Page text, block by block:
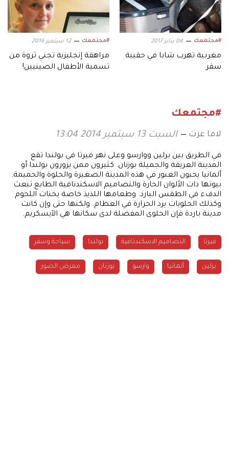
#مجتمعك 04 يناير 2017
مغربية تهرب شابا في حقيبة
سفر
#مجتمعك 12 سبتمبر 2016
مراهقة إنجليزية تجني ثروة من
تسمية الأطفال الصينيين!
#مجتمعك
لاما عزت السبت 13 سبتمبر 2014 13:04
في الطريق بين برلين ووارسو وعلى نهر فيرتا في بولندا تقع
المدينة العريقة والجميلة بوزنان. كثيرون ممن يزورون بولندا أو
ألمانيا يحبون العبور في هذه المدينة الصغيرة والحلوة والحميمة.
بيوتها ذات الألوان الحارة والتصاميم الاسكندنافية الطابع تبعث
الدفء في الطقس البارد. وطعامها اللذيذ خاصة يخنات اللحوم
وكذلك الحلويات يرد الحرارة في العظام. ولكنها حتى وإن كانت
مدينة باردة فإن الحلوى المفضلة لدى سكانها هي الآيسكريم.
فيرتا التصاميم الاسكندنافية بولندا سياحة وسفر
برلين ألمانيا وارسو بوزنان معرض الصور